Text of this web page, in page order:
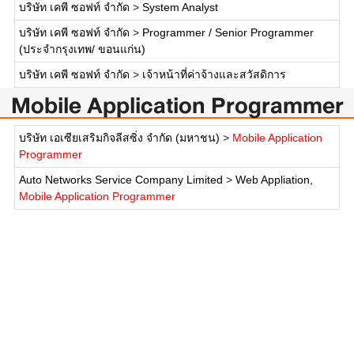
บริษัท เคพี ซอฟท์ จำกัด > System Analyst
บริษัท เคพี ซอฟท์ จำกัด > Programmer / Senior Programmer
(ประจำกรุงเทพ/ ขอนแก่น)
บริษัท เคพี ซอฟท์ จำกัด > เจ้าหน้าที่ค่าจ้างและสวัสดิการ
Mobile Application Programmer
บริษัท เอเซียเสริมกิจลีสซิ่ง จำกัด (มหาชน) > Mobile Application
Programmer
Auto Networks Service Company Limited > Web Appliation,
Mobile Application Programmer